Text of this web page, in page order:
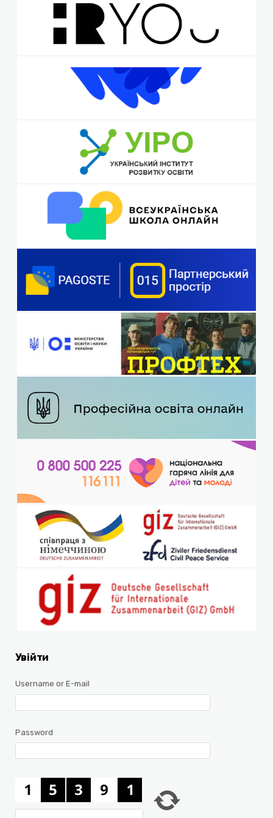
Увійти
Username or E-mail
Password